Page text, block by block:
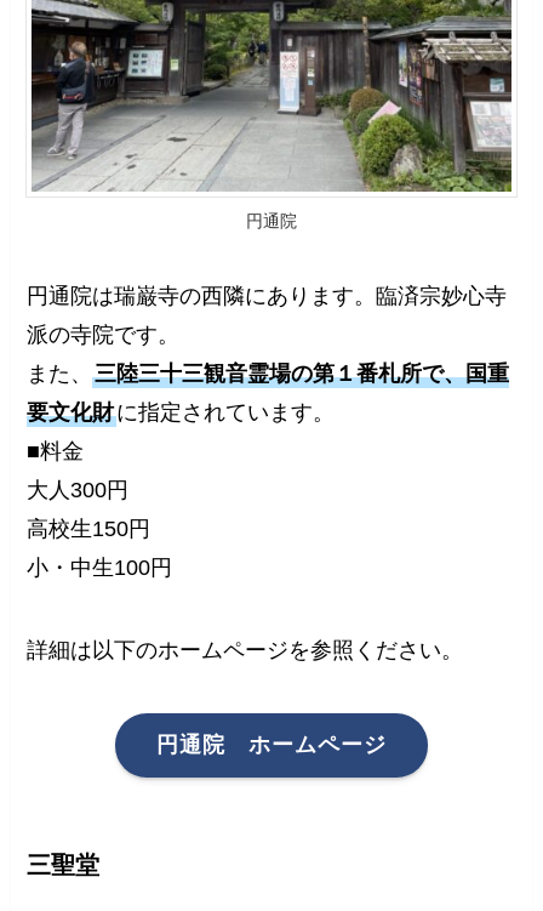
円通院
円通院は瑞巌寺の西隣にあります。臨済宗妙心寺
派の寺院です。
また、三陸三十三観音霊場の第１番札所で、国重
要文化財に指定されています。
■料金
大人300円
高校生150円
小・中生100円
詳細は以下のホームページを参照ください。
円通院 ホームページ
三聖堂